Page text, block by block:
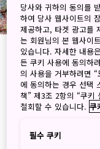
들판에 피어
당사와 귀하의 동의를
하여 당사 웹사이트의
제공하고, 타겟 광고를
는 회원님의 본 웹사이
있습니다. 자세한 내용
든 쿠키 사용에 동의하
의 사용을 거부하려면
에 동의하는 경우 선택
책” 제3조 2항의 “쿠키
철회할 수 있습니다. 쿠
필수 쿠키